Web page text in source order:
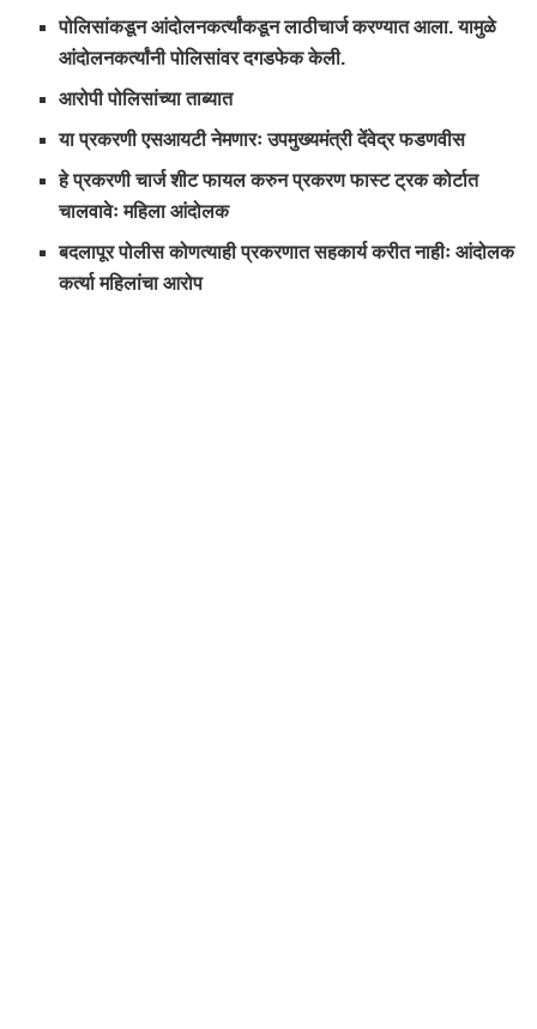
पोलिसांकडून आंदोलनकर्त्यांकडून लाठीचार्ज करण्यात आला. यामुळे
आंदोलनकर्त्यांनी पोलिसांवर दगडफेक केली.
आरोपी पोलिसांच्या ताब्यात
या प्रकरणी एसआयटी नेमणारः उपमुख्यमंत्री देंवेद्र फडणवीस
हे प्रकरणी चार्ज शीट फायल करुन प्रकरण फास्ट ट्रक कोर्टात
चालवावेः महिला आंदोलक
बदलापूर पोलीस कोणत्याही प्रकरणात सहकार्य करीत नाहीः आंदोलक
कर्त्या महिलांचा आरोप